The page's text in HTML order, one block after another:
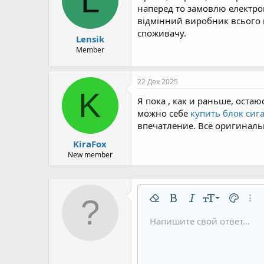
Lensik
Member
наперед то замовлю
відмінний виробник всього
споживачу.
K
KiraFox
New member
22 Дек 2025
Я пока , как и раньше,
можно себе купить блок
впечатление. Всё
Удалить форматирование
ЖирныйКурсивРазмер шрифта
9
10
Цвет
Шрифт Arial
Зачёркнутый
Подчёркнутый
Вставить горизонтальную
Спойлер
Код
Напишите свой ответ...